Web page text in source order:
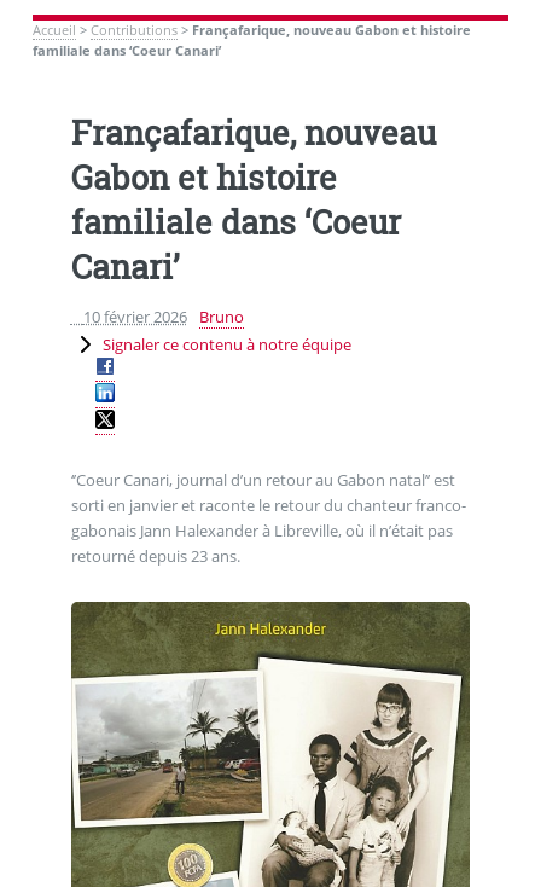
Accueil > Contributions> Françafarique, nouveau Gabon et histoire
familiale dans ‘Coeur Canari’
Françafarique, nouveau
Gabon et histoire
familiale dans ‘Coeur
Canari’
10 février 2026
Bruno
Signaler ce contenu à notre équipe
‘’Coeur Canari, journal d’un retour au Gabon natal’’ est
sorti en janvier et raconte le retour du chanteur franco-
gabonais Jann Halexander à Libreville, où il n’était pas
retourné depuis 23 ans.